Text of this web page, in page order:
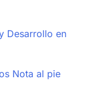
Desarrollo en
Nota al pie